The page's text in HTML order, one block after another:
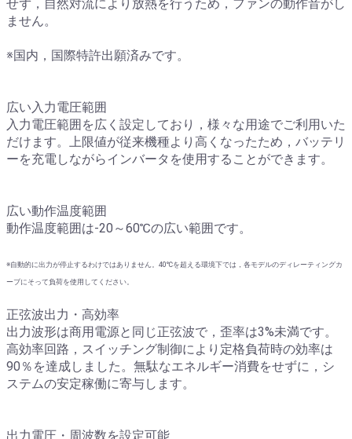
せず，自然対流により放熱を行うため，ファンの動作音がし
ません。
※国内，国際特許出願済みです。
広い入力電圧範囲
入力電圧範囲を広く設定しており，様々な用途でご利用いた
だけます。上限値が従来機種より高くなったため，バッテリ
ーを充電しながらインバータを使用することができます。
広い動作温度範囲
動作温度範囲は-20～60℃の広い範囲です。
※自動的に出力が停止するわけではありません。40℃を超える環境下では，各モデルのディレーティングカ
ーブにそって負荷を使用してください。
正弦波出力・高効率
出力波形は商用電源と同じ正弦波で，歪率は3%未満です。
高効率回路，スイッチング制御により定格負荷時の効率は
90％を達成しました。無駄なエネルギー消費をせずに，シ
ステムの安定稼働に寄与します。
出力電圧・周波数を設定可能